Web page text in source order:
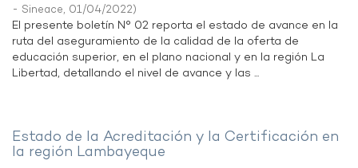
- Sineace, 01/04/2022)
El presente boletín N° 02 reporta el estado de avance en la
ruta del aseguramiento de la calidad de la oferta de
educación superior, en el plano nacional y en la región La
Libertad, detallando el nivel de avance y las ...
Estado de la Acreditación y la Certificación en
la región Lambayeque